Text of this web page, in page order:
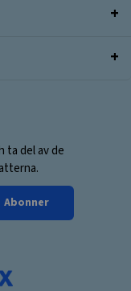
ta del av de
Abonner